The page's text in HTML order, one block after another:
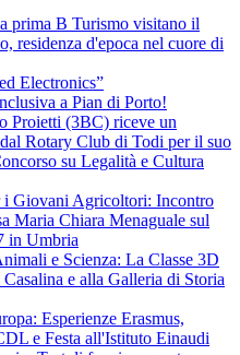
prima B Turismo visitano il
residenza d'epoca nel cuore di
Electronics”
a Pian di Porto!
Proietti (3BC) riceve un
Rotary Club di Todi per il suo
su Legalità e Cultura
i Giovani Agricoltori: Incontro
Maria Chiara Menaguale sul
in Umbria
e Scienza: La Classe 3D
e alla Galleria di Storia
Esperienze Erasmus,
e Festa all'Istituto Einaudi